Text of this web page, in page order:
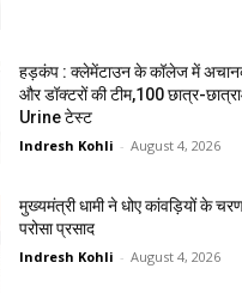
हड़कंप : क्लेमेंटाउन के कॉलेज में
और डॉक्टरों की टीम,100 छात्र-
Urine टेस्ट
Indresh Kohli - August 4, 2026
मुख्यमंत्री धामी ने धोए कांवड़ियों के
परोसा प्रसाद
Indresh Kohli - August 4, 2026